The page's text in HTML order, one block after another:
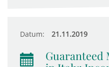
Datum: 21.11.2019
Guaranteed